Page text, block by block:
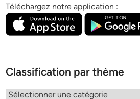
Téléchargez notre application :
Classification par thème
Classification